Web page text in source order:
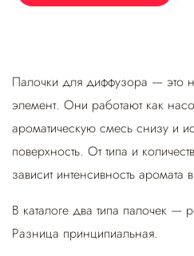
Палочки для диффузора — это
элемент. Они работают как
ароматическую смесь снизу и
поверхность. От типа и
зависит интенсивность
В каталоге два типа палочек —
Разница принципиальная.